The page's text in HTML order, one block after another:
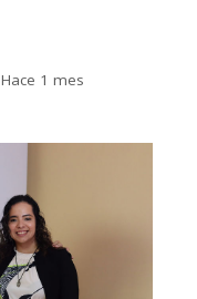
Hace 1 mes